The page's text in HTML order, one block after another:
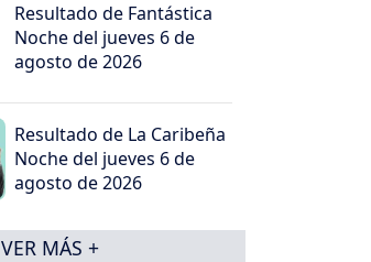
Resultado de Fantástica
Noche del jueves 6 de
agosto de 2026
Resultado de La Caribeña
Noche del jueves 6 de
agosto de 2026
VER MÁS +